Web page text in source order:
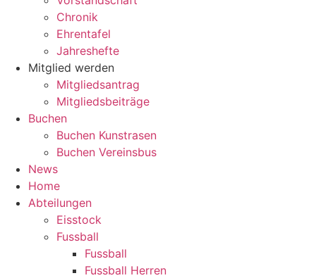
Chronik
Ehrentafel
Jahreshefte
Mitglied werden
Mitgliedsantrag
Mitgliedsbeiträge
Buchen
Buchen Kunstrasen
Buchen Vereinsbus
News
Home
Abteilungen
Eisstock
Fussball
Fussball
Fussball Herren